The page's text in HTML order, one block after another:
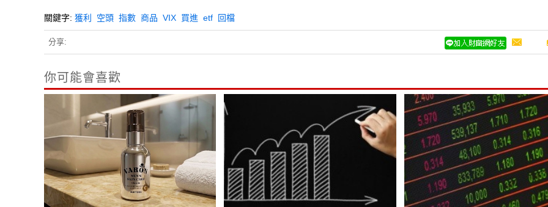
關鍵字: 獲利 空頭 指數 商品 VIX 買進 etf 回檔
分享:
你可能會喜歡